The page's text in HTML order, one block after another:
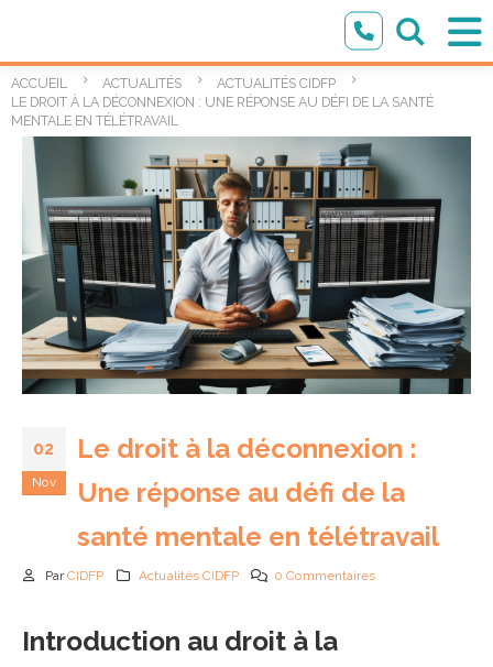
ACCUEIL ACTUALITÉS
ACTUALITÉS CIDFP
LE DROIT À LA DÉCONNEXION : UNE RÉPONSE AU DÉFI DE LA SANTÉ
MENTALE EN TÉLÉTRAVAIL
02
Nov
Le droit à la déconnexion :
Une réponse au défi de la
santé mentale en télétravail
Par CIDFP Actualités CIDFP 0 Commentaires
Introduction au droit à la